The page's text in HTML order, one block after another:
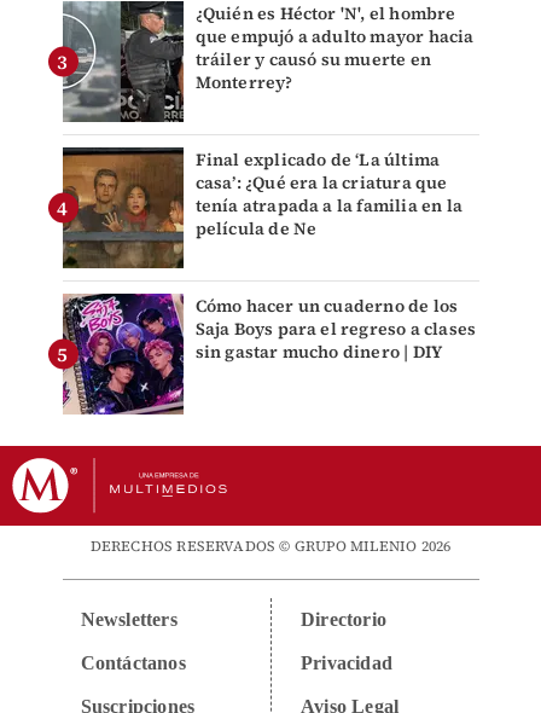
¿Quién es Héctor 'N', el hombre
que empujó a adulto mayor hacia
tráiler y causó su muerte en
Monterrey?
Final explicado de ‘La última
casa’: ¿Qué era la criatura que
tenía atrapada a la familia en la
película de Ne
Cómo hacer un cuaderno de los
Saja Boys para el regreso a clases
sin gastar mucho dinero | DIY
DERECHOS RESERVADOS © GRUPO MILENIO 2026
Newsletters
Contáctanos
Suscripciones
Directorio
Privacidad
Aviso Legal